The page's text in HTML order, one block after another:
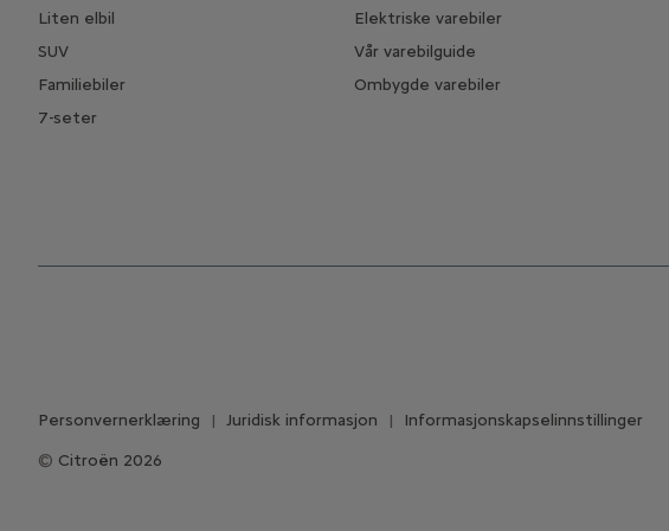
Liten elbil
SUV
Familiebiler
7-seter
Elektriske varebiler
Vår varebilguide
Ombygde varebiler
Citroën 2026
Personvernerklæring Juridisk informasjon Informasjonskapselinnstillinger